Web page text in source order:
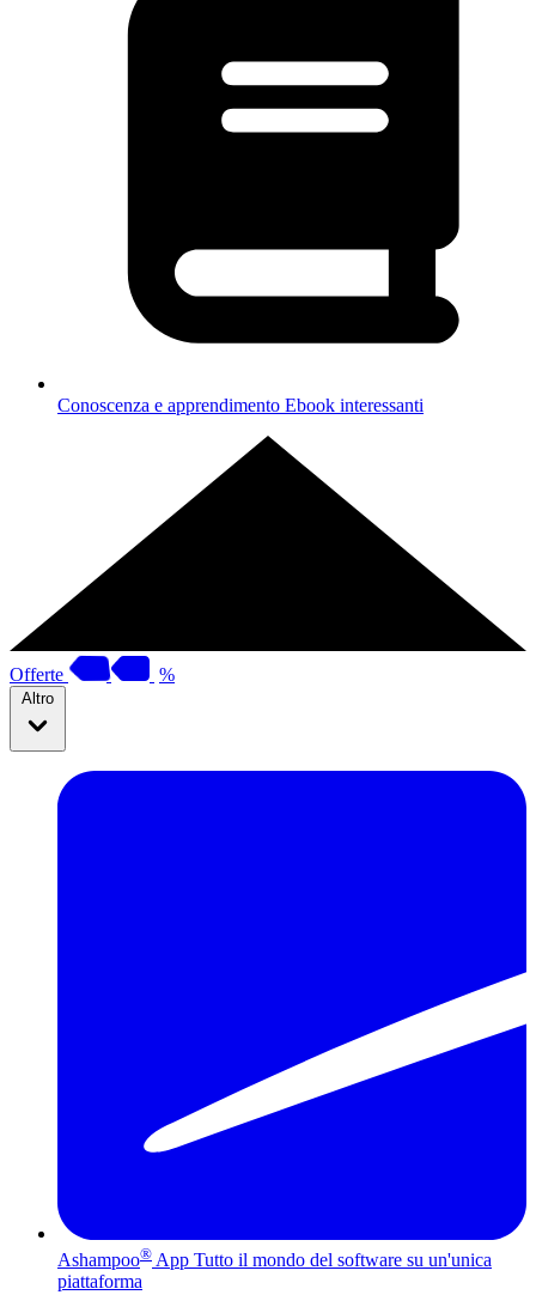
Conoscenza e apprendimento Ebook interessanti
Offerte %
Altro
Ashampoo® App Tutto il mondo del software su un'unica
piattaforma